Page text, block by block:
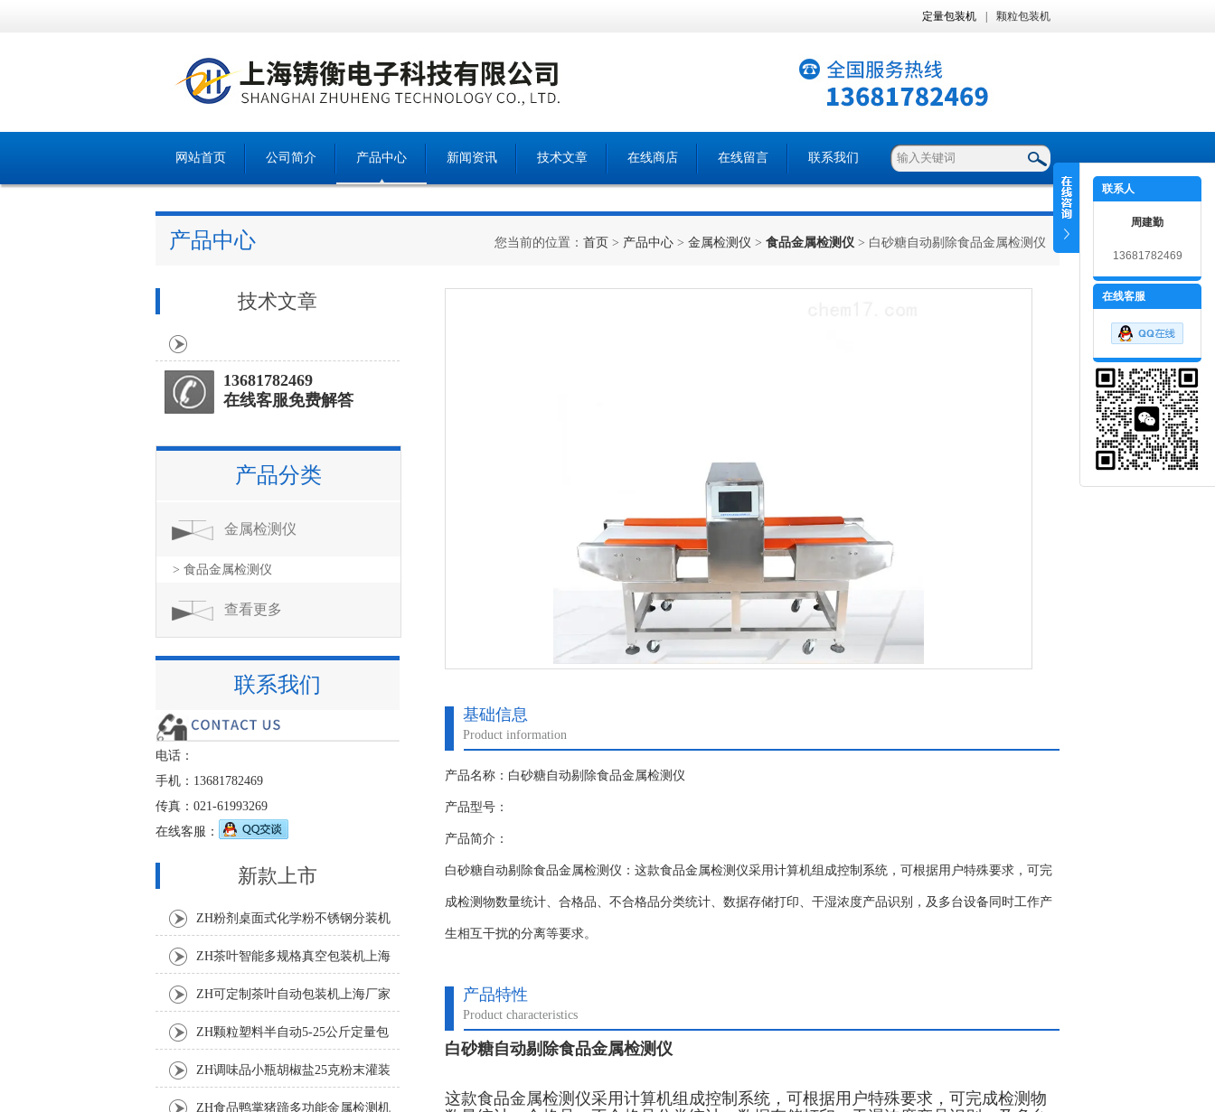
定量包装机 颗粒包装机
网站首页 公司简介 产品中心 新闻资讯 技术文章 在线商店 在线留言 联系我们
产品中心 您当前的位置： 首页 > 产品中心 > 金属检测仪 > 食品金属检测仪 > 白砂糖自动剔除食品金属检测仪
基础信息
Product information
产品名称：白砂糖自动剔除食品金属检测仪
产品型号：
产品简介：
白砂糖自动剔除食品金属检测仪：这款食品金属检测仪​采用计算机组成控制系统，可根据用户特殊要求，可完
成检测物数量统计、合格品、不合格品分类统计、数据存储打印、干湿浓度产品识别，及多台设备同时工作产
生相互干扰的分离等要求。
产品特性
Product characteristics
白砂糖自动剔除食品金属检测仪
这款食品金属检测仪采用计算机组成控制系统，可根据用户特殊要求，可完成检测物
技术文章
13681782469
在线客服免费解答
产品分类
金属检测仪
> 食品金属检测仪
查看更多
联系我们
电话：
手机：13681782469
传真：021-61993269
在线客服：
新款上市
ZH粉剂桌面式化学粉不锈钢分装机
ZH茶叶智能多规格真空包装机上海
厂家 ZH可定制茶叶自动包装机上海厂家
ZH颗粒塑料半自动5-25公斤定量包
装机 ZH调味品小瓶胡椒盐25克粉末灌装
ZH食品鸭掌猪蹄多功能金属检测机
联系人
周建勤
13681782469
在线客服